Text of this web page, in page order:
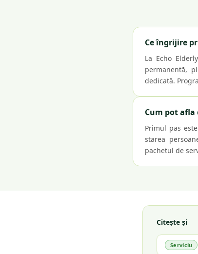
Ce îngrijire
La Echo
permanentă,
dedicată.
Cum pot afla
Primul pas
starea
pachetul de
Citește și
Serviciu